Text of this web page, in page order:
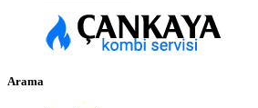
Arama